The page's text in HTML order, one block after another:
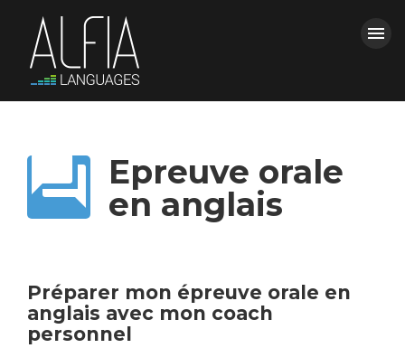
menu
FORMATIONS
ALFIA
power_settings_newEspace Clients
 Epreuve orale
en anglais
Préparer mon épreuve orale en
anglais avec mon coach
personnel